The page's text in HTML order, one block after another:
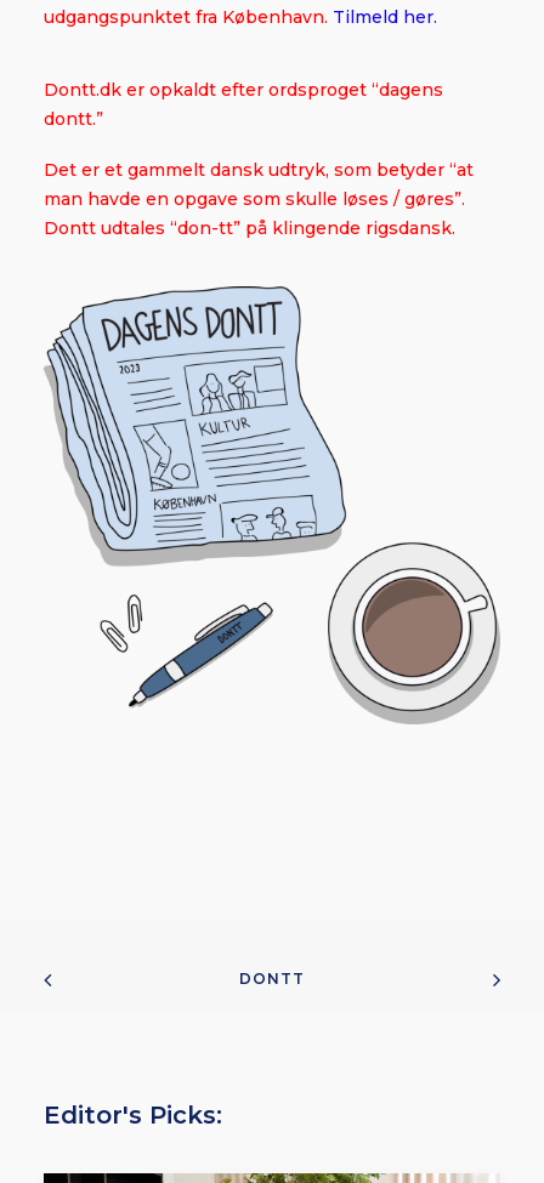
udgangspunktet fra København. Tilmeld her.
Dontt.dk er opkaldt efter ordsproget “dagens
dontt.”
Det er et gammelt dansk udtryk, som betyder “at
man havde en opgave som skulle løses / gøres”.
Dontt udtales “don-tt” på klingende rigsdansk.
DONTT
Editor's Picks: